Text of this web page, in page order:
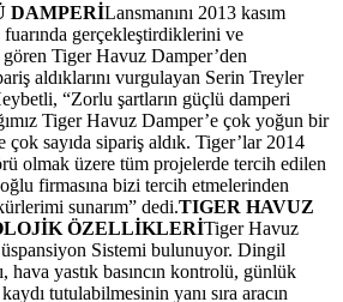
DAMPERİLansmanını 2013 kasım
gerçekleştirdiklerini ve
Tiger Havuz Damper’den
aldıklarını vurgulayan Serin Treyler
“Zorlu şartların güçlü damperi
Tiger Havuz Damper’e çok yoğun bir
sayıda sipariş aldık. Tiger’lar 2014
olmak üzere tüm projelerde tercih edilen
firmasına bizi tercih etmelerinden
sunarım” dedi.TIGER HAVUZ
ÖZELLİKLERİTiger Havuz
Sistemi bulunuyor. Dingil
hava yastık basıncın kontrolü, günlük
tutulabilmesinin yanı sıra aracın